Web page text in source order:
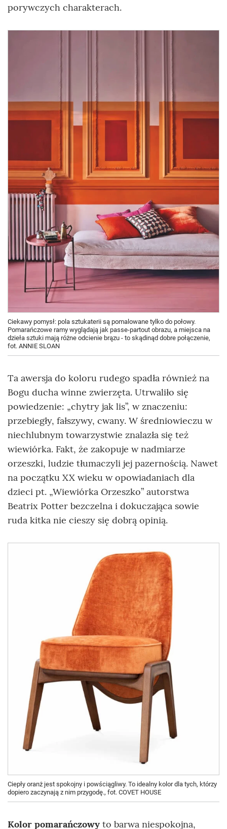
porywczych charakterach.
Ciekawy pomysł: pola sztukaterii są pomalowane tylko do połowy.
Pomarańczowe ramy wyglądają jak passe-partout obrazu, a miejsca na
dzieła sztuki mają różne odcienie brązu - to skądinąd dobre połączenie,
fot. ANNIE SLOAN
Ta awersja do koloru rudego spadła również na
Bogu ducha winne zwierzęta. Utrwaliło się
powiedzenie: „chytry jak lis”, w znaczeniu:
przebiegły, fałszywy, cwany. W średniowieczu w
niechlubnym towarzystwie znalazła się też
wiewiórka. Fakt, że zakopuje w nadmiarze
orzeszki, ludzie tłumaczyli jej pazernością. Nawet
na początku XX wieku w opowiadaniach dla
dzieci pt. „Wiewiórka Orzeszko” autorstwa
Beatrix Potter bezczelna i dokuczająca sowie
ruda kitka nie cieszy się dobrą opinią.
Ciepły oranż jest spokojny i powściągliwy. To idealny kolor dla tych, którzy
dopiero zaczynają z nim przygodę., fot. COVET HOUSE
Kolor pomarańczowy to barwa niespokojna,